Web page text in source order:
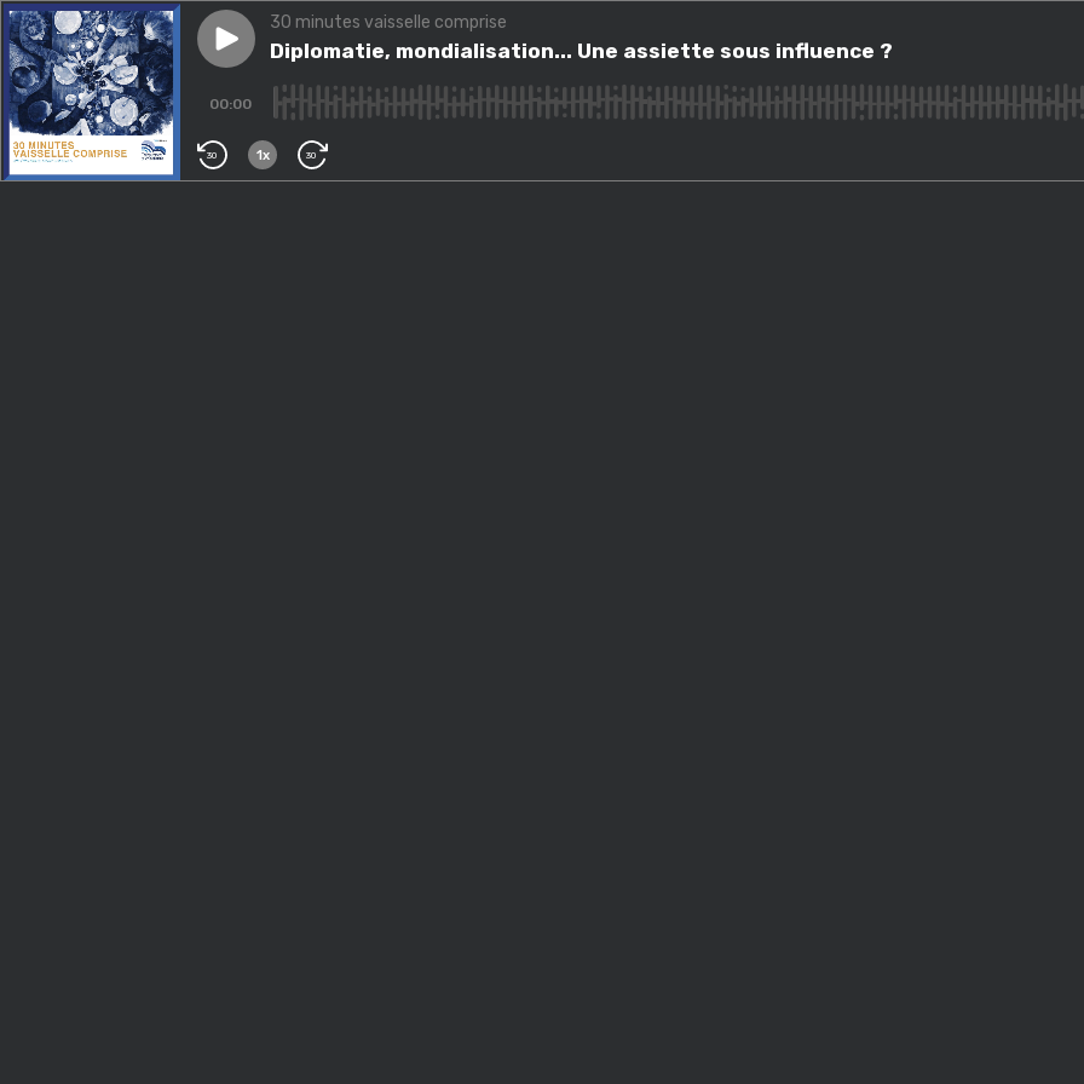
Play episodeDiplomatie, mondialisation... Une assiette sous influence ?
30 minutes vaisselle comprise
Diplomatie, mondialisation... Une assiette sous influence ?
00:00
30 1x 30